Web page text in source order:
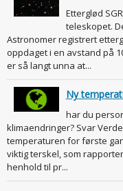
Etterglød
teleskopet.
Astronomer registrert
oppdaget i en avstand på
er så langt unna at...
Ny
har du
klimaendringer? Svar
temperaturen for første
viktig terskel, som
henhold til pr...